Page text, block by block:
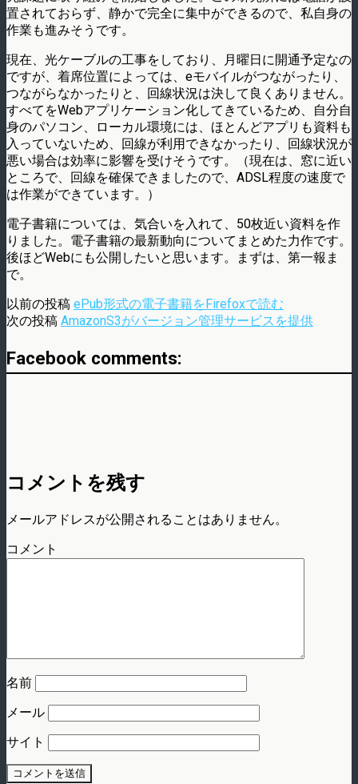
置されておらず、静かで完全に集中ができるので、私自身の
作業も進みそうです。
現在、光ケーブルの工事をしており、月曜日に開通予定なの
ですが、着席位置によっては、eモバイルがつながったり、
つながらなかったりと、回線状況は決して良くありません。
すべてをWebアプリケーション化してきているため、自分自
身のパソコン、ローカル環境には、ほとんどアプリも資料も
入っていないため、回線が利用できなかったり、回線状況が
悪い場合は効率に影響を受けそうです。（現在は、窓に近い
ところで、回線を確保できましたので、ADSL程度の速度で
は作業ができています。）
電子書籍については、気合いを入れて、50枚近い資料を作
りました。電子書籍の最新動向についてまとめた力作です。
後ほどWebにも公開したいと思います。まずは、第一報ま
で。
以前の投稿 ePub形式の電子書籍をFirefoxで読む
次の投稿 AmazonS3がバージョン管理サービスを提供
Facebook comments:
コメントを残す
メールアドレスが公開されることはありません。
コメント
名前
メール
サイト